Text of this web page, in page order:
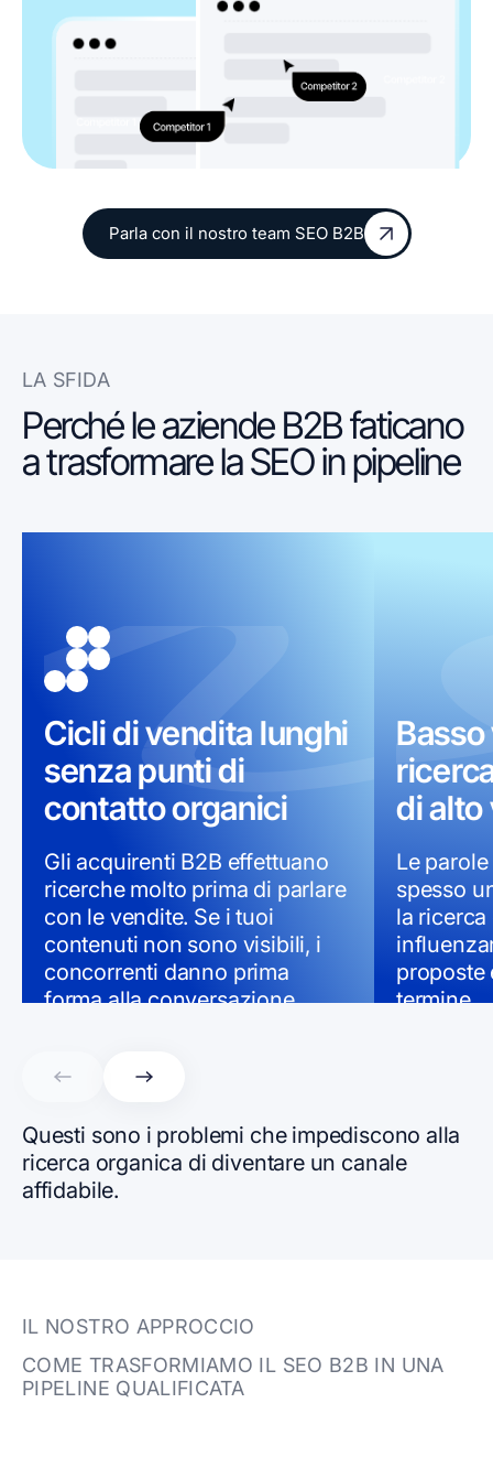
Parla con il nostro team SEO B2B
Parla con il nostro team SEO B2B
LA SFIDA
Perché le aziende B2B faticano
a trasformare la SEO in pipeline
Cicli di vendita lunghi
senza punti di
contatto organici
Gli acquirenti B2B effettuano
ricerche molto prima di parlare
con le vendite. Se i tuoi
contenuti non sono visibili, i
concorrenti danno prima
forma alla conversazione.
di alto
Le
spesso
la
proposte
termine.
Questi sono i problemi che impediscono alla
ricerca organica di diventare un canale
affidabile.
IL NOSTRO APPROCCIO
COME TRASFORMIAMO IL SEO B2B IN UNA
PIPELINE QUALIFICATA